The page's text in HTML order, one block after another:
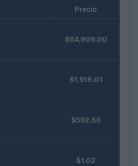
Precio
$64,909.00
$1,916.01
$592.66
$1.02